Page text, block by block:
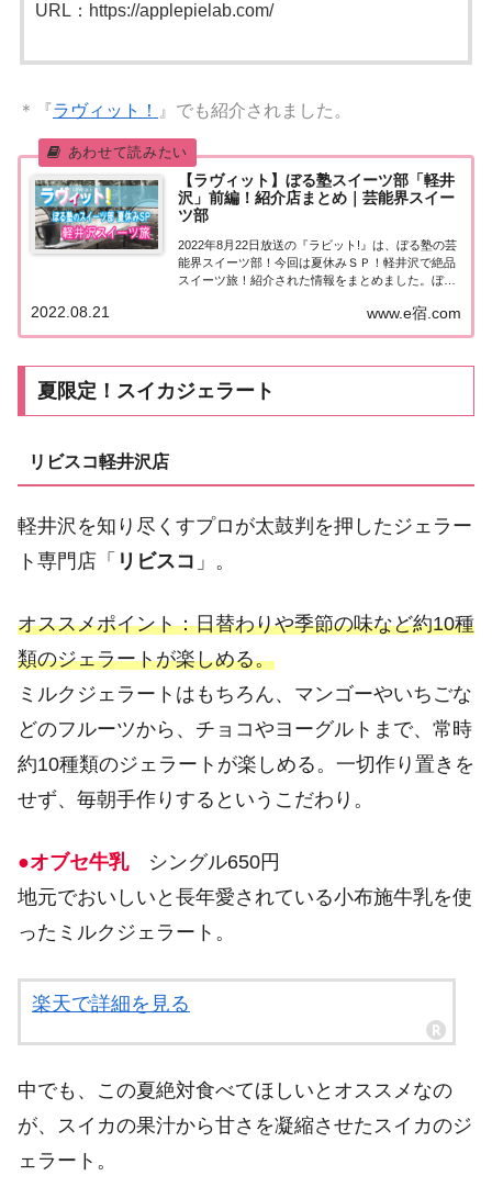
URL：https://applepielab.com/
＊『ラヴィット！ 』でも紹介されました。
【ラヴィット】ぼる塾スイーツ部「軽井
沢」前編！紹介店まとめ｜芸能界スイー
ツ部
2022年8月22日放送の『ラビット!』は、ぼる塾の芸
能界スイーツ部！今回は夏休みＳＰ！軽井沢で絶品
スイーツ旅！紹介された情報をまとめました。ぼる
スイーツ部（BGS）は夏休みスペシャル！長野・軽
井沢の絶品スイーツに田辺さんも大興奮！開...
www.e宿.com
2022.08.21
夏限定！スイカジェラート
リビスコ軽井沢店
軽井沢を知り尽くすプロが太鼓判を押したジェラー
ト専門店「 リビスコ 」。
オススメポイント：日替わりや季節の味など約10種
類のジェラートが楽しめる。
ミルクジェラートはもちろん、マンゴーやいちごな
どのフルーツから、チョコやヨーグルトまで、常時
約10種類のジェラートが楽しめる。一切作り置きを
せず、毎朝手作りするというこだわり。
●オブセ牛乳シングル650円
地元でおいしいと長年愛されている小布施牛乳を使
ったミルクジェラート。
楽天で詳細を見る
中でも、この夏絶対食べてほしいとオススメなの
が、スイカの果汁から甘さを凝縮させたスイカのジ
ェラート。